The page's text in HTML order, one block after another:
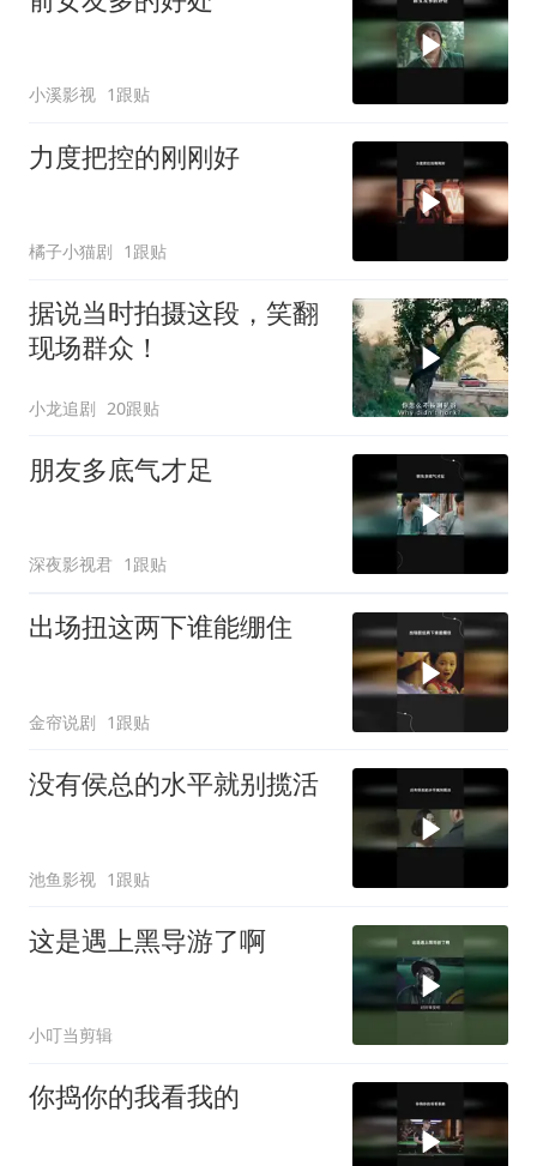
小溪影视 1跟贴
力度把控的刚刚好
橘子小猫剧 1跟贴
据说当时拍摄这段，笑翻
现场群众！
小龙追剧 20跟贴
朋友多底气才足
深夜影视君 1跟贴
出场扭这两下谁能绷住
金帘说剧 1跟贴
没有侯总的水平就别揽活
池鱼影视 1跟贴
这是遇上黑导游了啊
小叮当剪辑
你捣你的我看我的